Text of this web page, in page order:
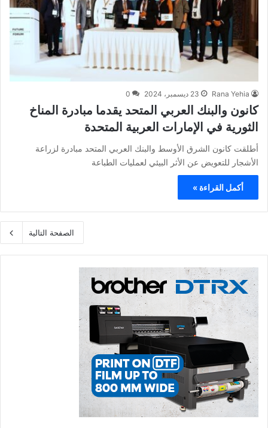
Rana Yehia 23 ديسمبر، 2024 0
كانون والبنك العربي المتحد يقدما مبادرة المناخ
الثورية في الإمارات العربية المتحدة
أطلقت كانون الشرق الأوسط والبنك العربي المتحد مبادرة لزراعة
الأشجار للتعويض عن الأثر البيئي لعمليات الطباعة
أكمل القراءة »
الصفحة التالية